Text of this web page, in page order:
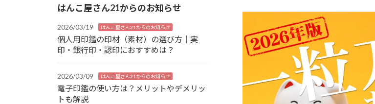
はんこ屋さん21からのお知らせ
2026/03/19 はんこ屋さん21からのお知らせ
個人用印鑑の印材（素材）の選び方｜実
印・銀行印・認印におすすめは？
2026/03/09 はんこ屋さん21からのお知らせ
電子印鑑の使い方は？メリットやデメリッ
トも解説